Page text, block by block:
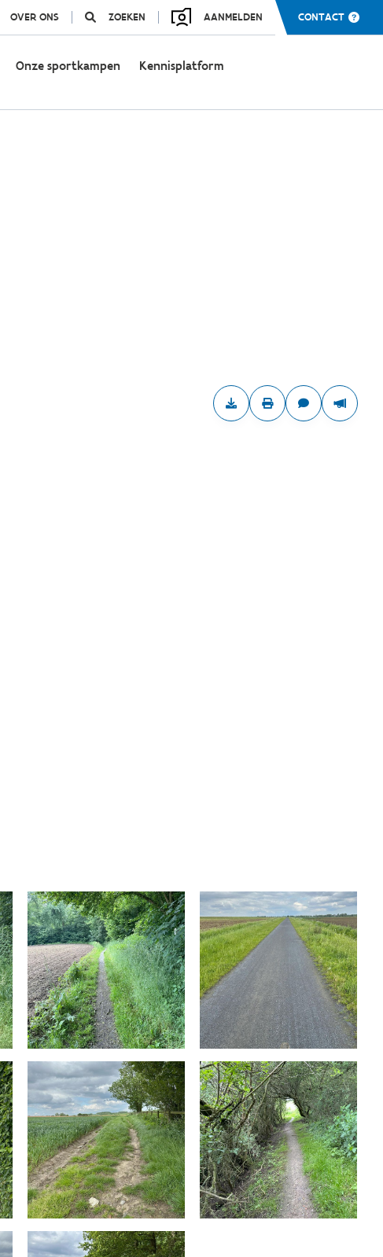
OVER ONS ZOEKEN AANMELDEN CONTACT
Onze sportkampen Kennisplatform